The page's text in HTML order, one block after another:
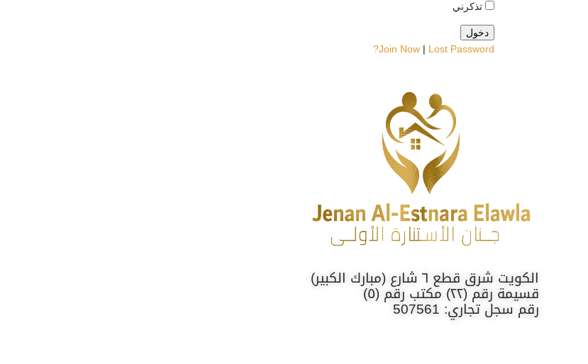
تذكرني
Join Now | Lost Password?
الكويت شرق قطع ٦ شارع (مبارك الكبير)
قسيمة رقم (٢٢) مكتب رقم (٥)
رقم سجل تجاري: 507561